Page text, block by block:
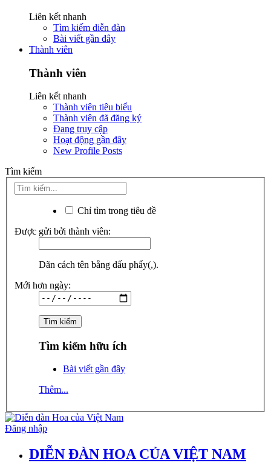
Liên kết nhanh
Tìm kiếm diễn đàn
Bài viết gần đây
Thành viên
Thành viên
Liên kết nhanh
Thành viên tiêu biểu
Thành viên đã đăng ký
Đang truy cập
Hoạt động gần đây
New Profile Posts
Tìm kiếm
Chỉ tìm trong tiêu đề
Được gửi bởi thành viên:
Dãn cách tên bằng dấu phẩy(,).
Mới hơn ngày:
Tìm kiếm hữu ích
Bài viết gần đây
Thêm...
Đăng nhập
DIỄN ĐÀN HOA CỦA VIỆT NAM